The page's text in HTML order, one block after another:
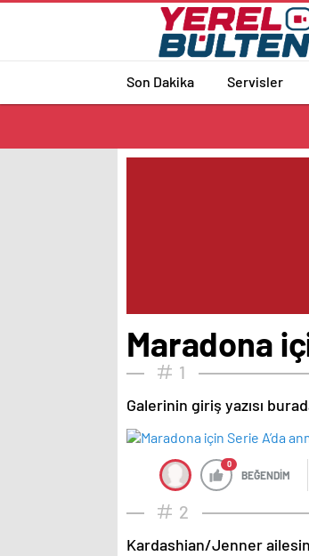
Son Dakika Servisler
Maradona
1
Galerinin giriş yazısı
0
BEĞENDİM
2
Kardashian/Jenner